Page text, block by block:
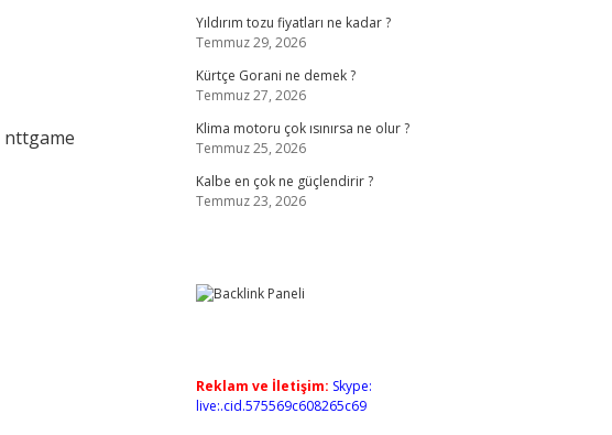
nttgame
Yıldırım tozu fiyatları ne kadar ?
Temmuz 29, 2026
Kürtçe Gorani ne demek ?
Temmuz 27, 2026
Klima motoru çok ısınırsa ne olur ?
Temmuz 25, 2026
Kalbe en çok ne güçlendirir ?
Temmuz 23, 2026
Reklam ve İletişim: Skype:
live:.cid.575569c608265c69